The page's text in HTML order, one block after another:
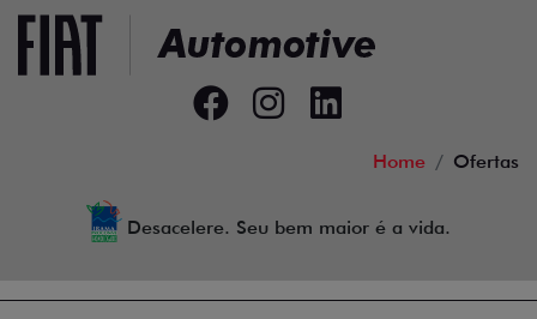
Home Ofertas
Desacelere. Seu bem maior é a vida.